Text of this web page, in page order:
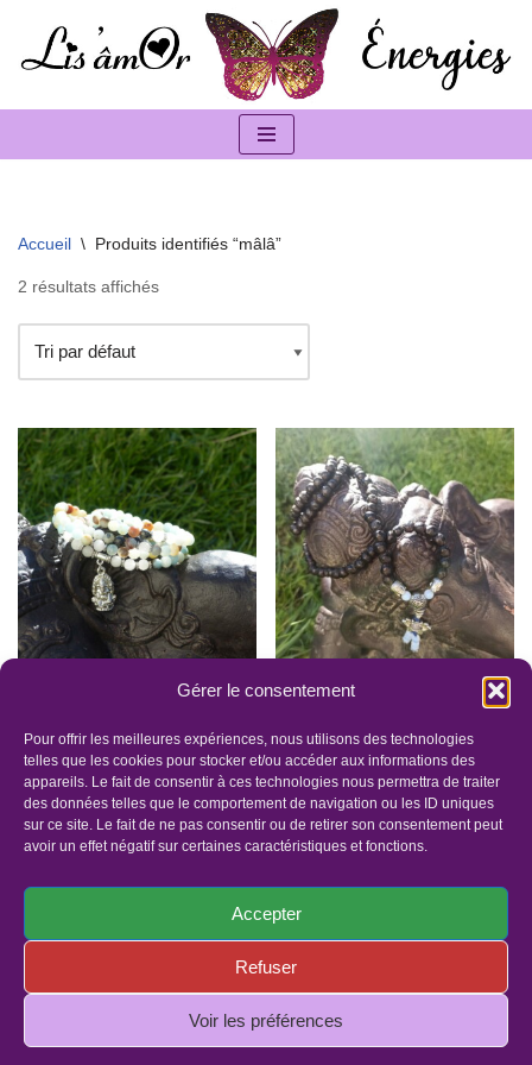
Gérer le consentement
Pour offrir les meilleures expériences, nous utilisons des technologies
telles que les cookies pour stocker et/ou accéder aux informations des
appareils. Le fait de consentir à ces technologies nous permettra de traiter
des données telles que le comportement de navigation ou les ID uniques
sur ce site. Le fait de ne pas consentir ou de retirer son consentement peut
avoir un effet négatif sur certaines caractéristiques et fonctions.
Accepter
Refuser
Voir les préférences
Aller
Accueil \ Produits identifiés “mâlâ”
2 résultats affichés
INTENTIONNELLE
ENERGETIQUE
54.00 – 72.00
Malas Intentionnels
Graines
45.00 – 72.00 €
Politique de confidentialité
Politique de cookies (UE)